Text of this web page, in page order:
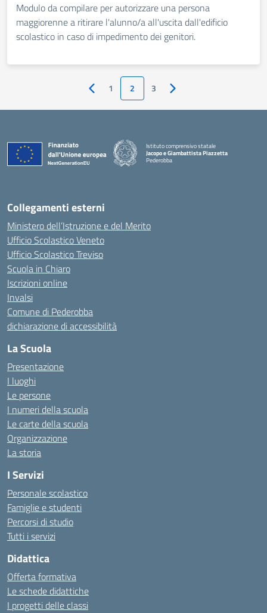
Modulo da compilare per autorizzare una persona
maggiorenne a ritirare l'alunno/a all'uscita dall'edificio
scolastico in caso di impedimento dei genitori.
Pagina precedente
1 2 3 Pagina successiva
Istituto comprensivo statale
Jacopo e Giambattista Piazzetta
Pederobba
Collegamenti esterni
Ministero dell’Istruzione e del Merito
Ufficio Scolastico Veneto
Ufficio Scolastico Treviso
Scuola in Chiaro
Iscrizioni online
Invalsi
Comune di Pederobba
dichiarazione di accessibilità
La Scuola
Presentazione
I luoghi
Le persone
I numeri della scuola
Le carte della scuola
Organizzazione
La storia
I Servizi
Personale scolastico
Famiglie e studenti
Percorsi di studio
Tutti i servizi
Didattica
Offerta formativa
Le schede didattiche
I progetti delle classi